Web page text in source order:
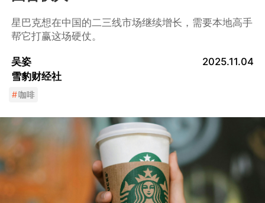
星巴克想在中国的二三线市场继续增长，需要本地高手
帮它打赢这场硬仗。
吴姿
雪豹财经社
2025.11.04
#咖啡